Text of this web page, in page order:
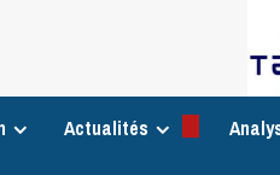
Actualités